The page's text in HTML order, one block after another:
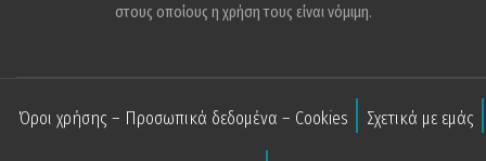
στους οποίους η χρήση τους είναι νόμιμη.
Όροι χρήσης – Προσωπικά δεδομένα – Cookies Σχετικά με εμάς